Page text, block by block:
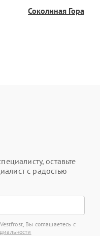
Соколиная Гора
оставьте
с радостью
Вы соглашаетесь с